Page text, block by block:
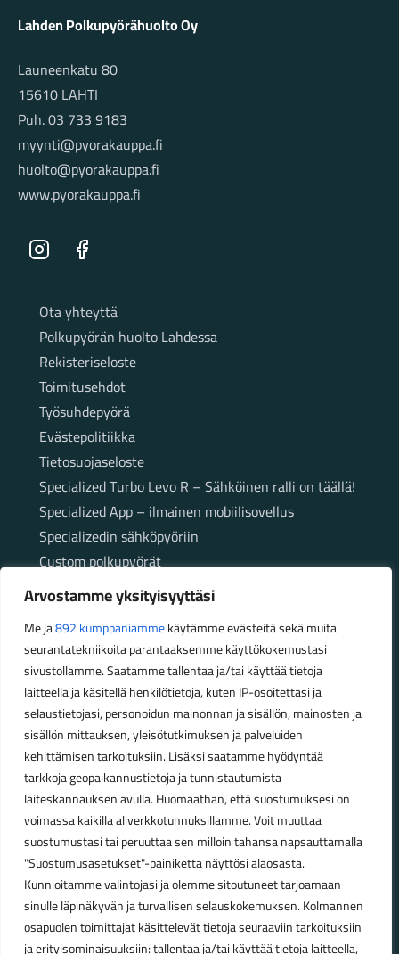
Arvostamme yksityisyyttäsi
Me ja892 kumppaniammekäytämme evästeitä sekä muita
seurantatekniikoita parantaaksemme käyttökokemustasi
sivustollamme. Saatamme tallentaa ja/tai käyttää tietoja
laitteella ja käsitellä henkilötietoja, kuten IP-osoitettasi ja
selaustietojasi, personoidun mainonnan ja sisällön, mainosten ja
sisällön mittauksen, yleisötutkimuksen ja palveluiden
kehittämisen tarkoituksiin. Lisäksi saatamme hyödyntää
tarkkoja geopaikannustietoja ja tunnistautumista
laiteskannauksen avulla. Huomaathan, että suostumuksesi on
voimassa kaikilla aliverkkotunnuksillamme. Voit muuttaa
suostumustasi tai peruuttaa sen milloin tahansa napsauttamalla
"Suostumusasetukset"-painiketta näyttösi alaosasta.
Kunnioitamme valintojasi ja olemme sitoutuneet tarjoamaan
sinulle läpinäkyvän ja turvallisen selauskokemuksen. Kolmannen
osapuolen toimittajat käsittelevät tietoja seuraaviin tarkoituksiin
ja erityisominaisuuksiin: tallentaa ja/tai käyttää tietoja laitteella,
Lahden Polkupyörähuolto Oy
Launeenkatu 80
15610 LAHTI
Puh. 03 733 9183
myynti@pyorakauppa.fi
huolto@pyorakauppa.fi
www.pyorakauppa.fi
Instagram Facebook
SivutOta yhteyttä
Polkupyörän huolto Lahdessa
Rekisteriseloste
Toimitusehdot
Työsuhdepyörä
Evästepolitiikka
Tietosuojaseloste
Specialized Turbo Levo R – Sähköinen ralli on täällä!
Specialized App – ilmainen mobiilisovellus
Specializedin sähköpyöriin
Custom polkupyörät
Fatbikellä helppoa ja huoletonta etenemistä
maastossa
Aukioloajat
Talvikauden aukioloajat (1.10.2025 – 28.2.2026)
Ma-Pe 10-18
La 10-14
Kesäkauden aukioloajat (1.3.2026 – 30.9.2026)
Ma-Pe 10-18
La 9-15
Poikkeavat aukioloajat:
Pyhäinpäivä lauantai 31.10. – suljettu